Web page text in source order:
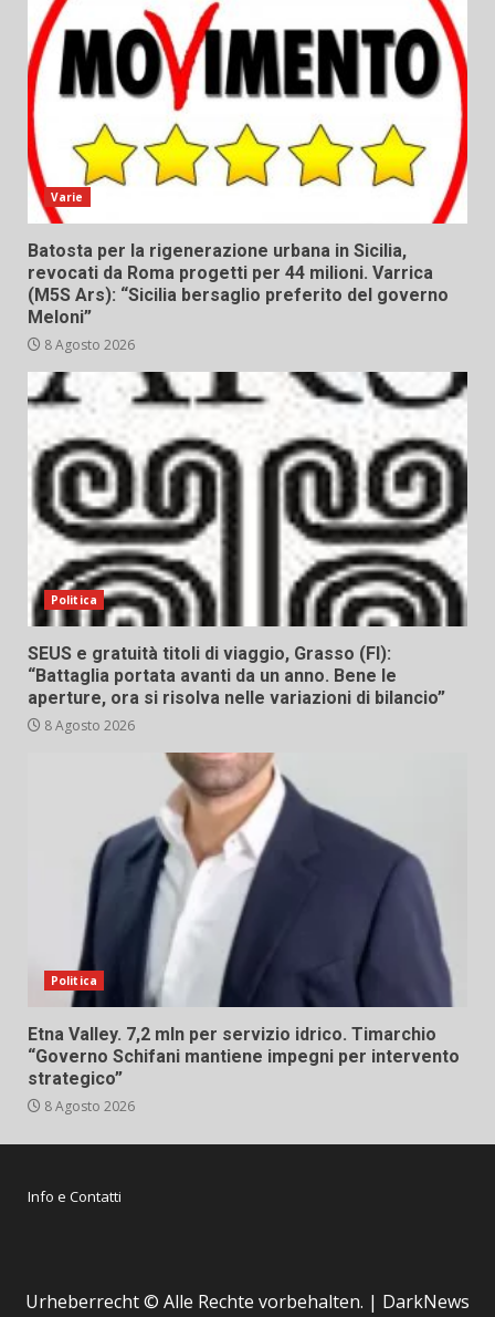
Varie
Batosta per la rigenerazione urbana in Sicilia,
revocati da Roma progetti per 44 milioni. Varrica
(M5S Ars): “Sicilia bersaglio preferito del governo
Meloni”
8 Agosto 2026
Politica
SEUS e gratuità titoli di viaggio, Grasso (FI):
“Battaglia portata avanti da un anno. Bene le
aperture, ora si risolva nelle variazioni di bilancio”
8 Agosto 2026
Politica
Etna Valley. 7,2 mln per servizio idrico. Timarchio
“Governo Schifani mantiene impegni per intervento
strategico”
8 Agosto 2026
Info e Contatti
Urheberrecht © Alle Rechte vorbehalten. | DarkNews